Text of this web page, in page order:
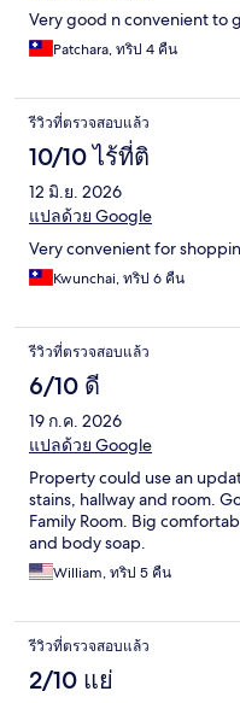
Very good n convenient to
Patchara, ทริป 4 คืน
รีวิวที่ตรวจสอบแล้ว
10/10 ไร้ที่ติ
12 มิ.ย. 2026
แปลด้วย Google
Very convenient for
Kwunchai, ทริป 6 คืน
รีวิวที่ตรวจสอบแล้ว
6/10 ดี
19 ก.ค. 2026
แปลด้วย Google
Property could use an
stains, hallway and room.
Family Room. Big
and body soap.
William, ทริป 5 คืน
รีวิวที่ตรวจสอบแล้ว
2/10 แย่